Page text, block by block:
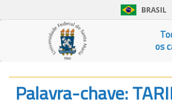
BRASIL
os
Palavra-chave: